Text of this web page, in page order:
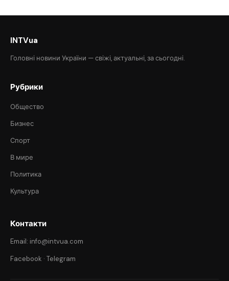
INTVua
Головні новини України — свіжі, актуальні, за сьогодні.
Рубрики
Общество
Бизнес
Спорт
В мире
Политика
Культура
Контакти
Email: info@intvua.com
Facebook · Telegram